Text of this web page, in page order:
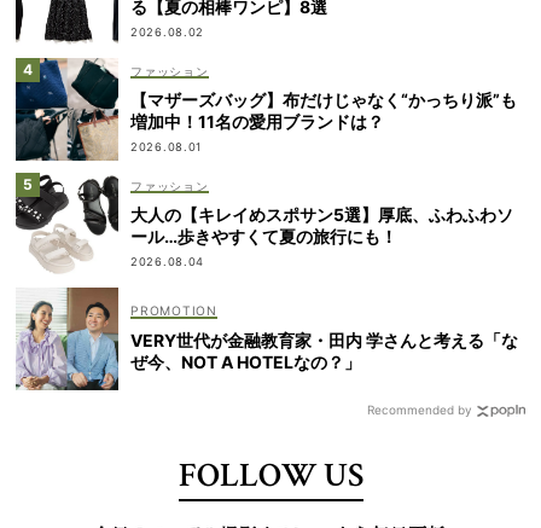
る【夏の相棒ワンピ】8選
2026.08.02
ファッション
【マザーズバッグ】布だけじゃなく“かっちり派”も
増加中！11名の愛用ブランドは？
2026.08.01
ファッション
大人の【キレイめスポサン5選】厚底、ふわふわソ
ール…歩きやすくて夏の旅行にも！
2026.08.04
VERY世代が金融教育家・田内 学さんと考える「な
ぜ今、NOT A HOTELなの？」
Recommended by
FOLLOW US